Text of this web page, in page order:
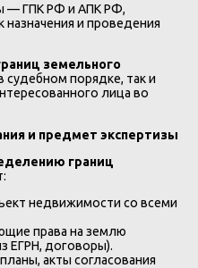
— ГПК РФ и АПК РФ,
и проведения
земельного
судебном порядке, так и
лица во
и предмет экспертизы
границ
недвижимости со всеми
права на землю
ЕГРН, договоры).
акты согласования